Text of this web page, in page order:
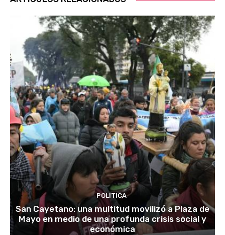
POLITICA
San Cayetano: una multitud movilizó a Plaza de
Mayo en medio de una profunda crisis social y
económica